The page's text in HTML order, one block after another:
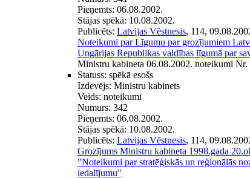
Pieņemts: 06.08.2002.
Stājas spēkā: 10.08.2002.
Publicēts: Latvijas Vēstnesis, 114,
Noteikumi par Līgumu par grozījumiem
Ungārijas Republikas valdības līgumā par
Ministru kabineta 06.08.2002. noteikumi Nr.
Statuss: spēkā esošs
Izdevējs: Ministru kabinets
Veids: noteikumi
Numurs: 342
Pieņemts: 06.08.2002.
Stājas spēkā: 10.08.2002.
Publicēts: Latvijas Vēstnesis, 114,
Grozījums Ministru kabineta 1998.gada
"Noteikumi par stratēģiskās un reģionālās
iedalījumu"